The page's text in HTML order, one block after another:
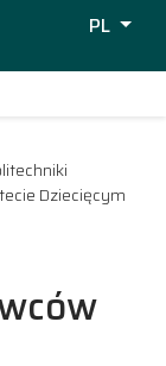
PL
Dziecięcym